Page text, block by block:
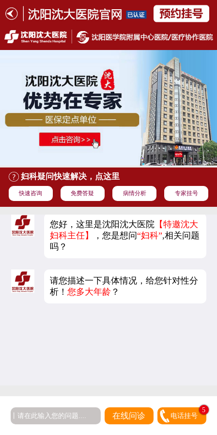
妇科疑问快速解决，点这里
快速咨询 免费答疑 病情分析 专家挂号
您好，这里是沈阳沈大医院【特邀沈大
妇科主任】
，您是想问“妇科”,相关问题
吗？
请您描述一下具体情况，给您针对性分
析！ 您多大年龄？
在线问诊 电话挂号
5